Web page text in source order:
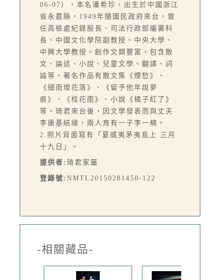
06-07），本名潘希珍，出生於中國浙江
省永嘉縣，1949年隨國民政府來台，曾
任高檢處紀錄股長、司法行政部編審科
長、中國文化學院副教授、中央大學、
中興大學教授。創作文類豐富，包含散
文、論述、小說、兒童文學、翻譯、詞
論等。著名作品有散文集《煙愁》、
《細雨燈花落》、《留予他年說夢
痕》、《桂花雨》、小說《橘子紅了》
等。琦君來台後，因文學發表而與丈夫
李唐基結緣，兩人育有一子李一楠。
2.照片背面寫有「夏威夷茅夷島上 三月
十九日」。
提供者: 琦君家屬
登錄號: NMTL20150281450-122
-相關藏品-